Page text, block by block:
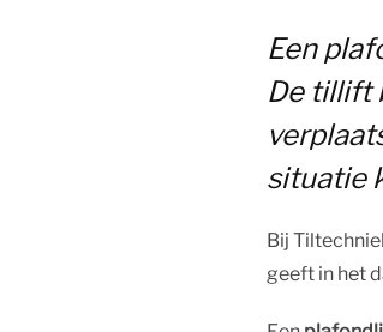
Een
De tillift
situatie
Bij
geeft in het